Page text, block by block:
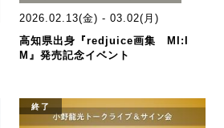
2026.02.13(金) - 03.02(月)
高知県出身『redjuice画集 MI:I
M』発売記念イベント
終了